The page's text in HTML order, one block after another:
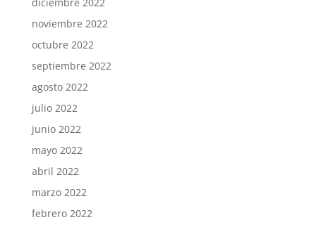
noviembre 2022
octubre 2022
septiembre 2022
agosto 2022
julio 2022
junio 2022
mayo 2022
abril 2022
marzo 2022
febrero 2022